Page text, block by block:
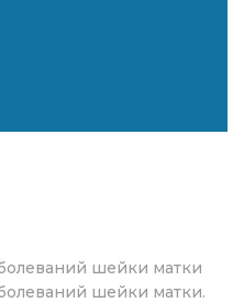
шейки матки
шейки матки.